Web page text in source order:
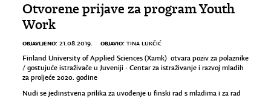
Otvorene prijave za program Youth
Work
OBJAVLJENO: 21.08.2019. OBJAVIO: TINA LUKČIĆ
Finland University of Applied Sciences (Xamk) otvara poziv za polaznike
/ gostujuće istraživače u Juveniji - Centar za istraživanje i razvoj mladih
za proljeće 2020. godine
Nudi se jedinstvena prilika za uvođenje u finski rad s mladima i za rad